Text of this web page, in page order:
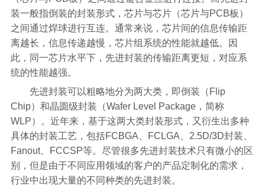
装一般指倒装的封装形式，芯片与芯片（芯片与PCB板）
之间通过焊球进行互连。通常来说，芯片间的信息传输距
离越长，信息传递越慢，芯片组系统的性能就越低。因
此，同一芯片水平下，先进封装的传输距离更短，对应系
统的性能越强。
先进封装可以粗略地分为两大类，即倒装（Flip
Chip）和晶圆级封装（Wafer Level Package，简称
WLP）。近年来，基于这两大类封装形式，又衍生出多种
具体的封装工艺，包括FCBGA、FCLGA、2.5D/3D封装、
Fanout、FCCSP等。尽管很多先进封装技术只有微小的区
别，但是由于不同应用领域的客户的产品定制化的需求，
行业中出现大量的不同种类的先进封装。